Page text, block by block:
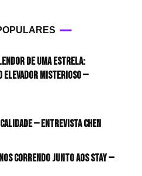
de uma estrela:
elevador misterioso —
— Entrevista CHEN
correndo junto aos STAY —